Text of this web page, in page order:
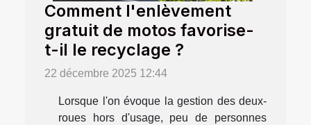
Comment l'enlèvement
gratuit de motos favorise-
t-il le recyclage ?
22 décembre 2025 12:44
Lorsque l'on évoque la gestion des deux-
roues hors d'usage, peu de personnes